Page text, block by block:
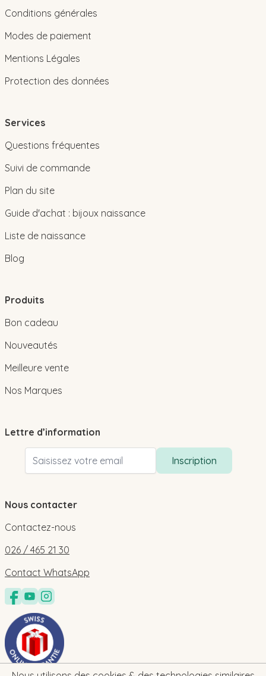
Conditions générales
Modes de paiement
Mentions Légales
Protection des données
Services
Questions fréquentes
Suivi de commande
Plan du site
Guide d'achat : bijoux naissance
Liste de naissance
Blog
Produits
Bon cadeau
Nouveautés
Meilleure vente
Nos Marques
Lettre d’information
Adresse email
Inscription
Nous contacter
Contactez-nous
026 / 465 21 30
Contact WhatsApp